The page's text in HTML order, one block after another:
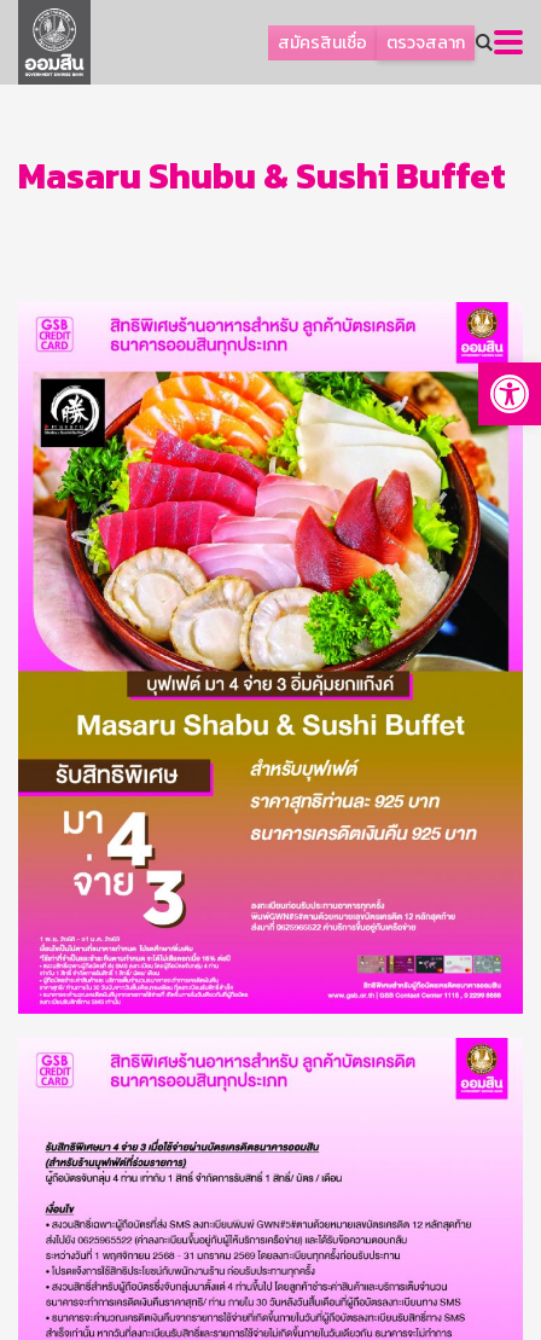
สมัครสินเชื่อ ตรวจสลาก
ลูกค้าธุรกิจ
ลูกค้าผู้ประกอบรายย่อย
ออมเพื่อสุข
บริการทางการเงิน
อื่นๆ
ติดต่อเรา
บริการออนไลน์
TH
EN
GSB Society
Masaru Shubu & Sushi Buffet